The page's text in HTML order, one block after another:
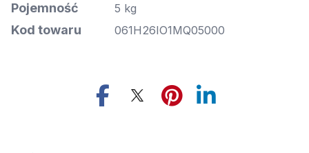
Pojemność 5 kg
Kod towaru 061H26IO1MQ05000